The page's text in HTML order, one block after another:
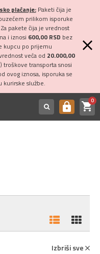
plaćanje:Paketi čija je
prilikom isporuke
pakete čija je vrednost
i iznosi 600,00 RSD bez
kupcu po prijemu
veća od 20.000,00
troškove transporta snosi
ovog iznosa, isporuka se
službe.
https shopping_cart0
Izbriši sve